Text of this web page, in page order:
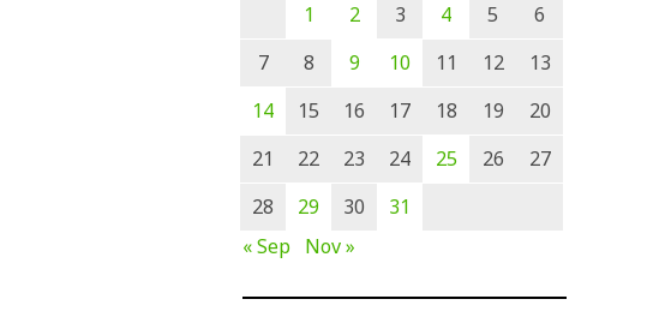
1 2 3 4 5
6
7
8 9 10 11 12
13
14
15 16 17 18 19
20
21
22 23 24 25 26
27
28
29 30
31
« Sep Nov »